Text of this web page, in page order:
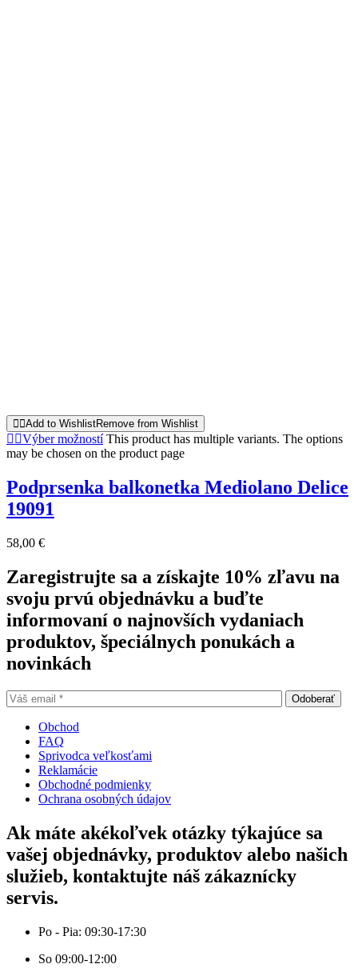
Add to WishlistRemove from Wishlist
Výber možností This product has multiple variants. The options
may be chosen on the product page
Podprsenka balkonetka Mediolano Delice
19091
58,00 €
Zaregistrujte sa a získajte 10% zľavu na
svoju prvú objednávku a buďte
informovaní o najnovších vydaniach
produktov, špeciálnych ponukách a
novinkách
Obchod
FAQ
Sprivodca veľkosťami
Reklamácie
Obchodné podmienky
Ochrana osobných údajov
Ak máte akékoľvek otázky týkajúce sa
vašej objednávky, produktov alebo našich
služieb, kontaktujte náš zákaznícky
servis.
Po - Pia: 09:30-17:30
So 09:00-12:00